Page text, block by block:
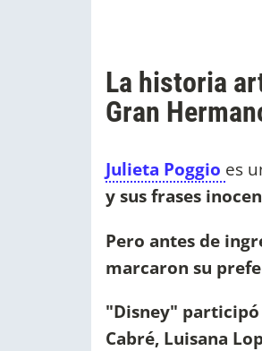
La historia
Gran
Julieta Poggio es
y sus frases
Pero antes de
marcaron su
"Disney" participó
Cabré, Luisana